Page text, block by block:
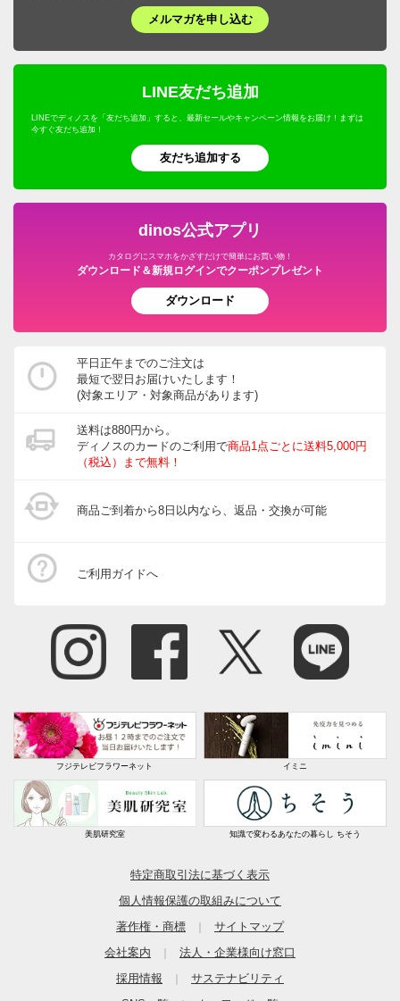
メルマガを申し込む
LINE友だち追加
LINEでディノスを「友だち追加」すると、最新セールやキャンペーン情報をお届け！まずは
今すぐ友だち追加！
友だち追加する
dinos公式アプリ
カタログにスマホをかざすだけで簡単にお買い物！
ダウンロード＆新規ログインでクーポンプレゼント
ダウンロード
平日正午までのご注文は
最短で翌日お届けいたします！
(対象エリア・対象商品があります)
送料は880円から。
ディノスのカードのご利用で商品1点ごとに送料5,000円
（税込）まで無料！
商品ご到着から8日以内なら、返品・交換が可能
ご利用ガイドへ
フジテレビフラワーネット イミニ
美肌研究室 知識で変わるあなたの暮らし ちそう
特定商取引法に基づく表示
個人情報保護の取組みについて
著作権・商標
サイトマップ
会社案内
法人・企業様向け窓口
採用情報
サステナビリティ